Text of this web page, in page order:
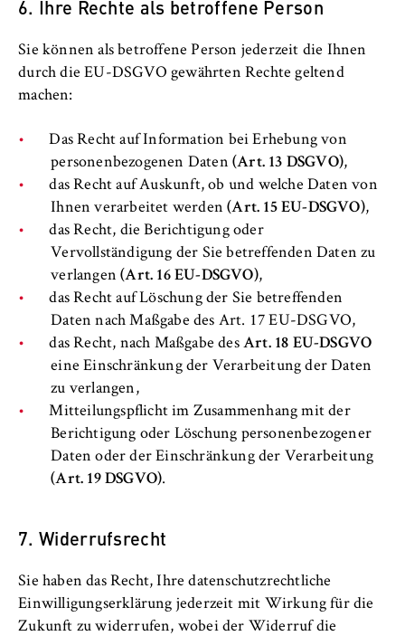
6. Ihre Rechte als betroffene Person
Sie können als betroffene Person jederzeit die Ihnen
durch die EU-DSGVO gewährten Rechte geltend
machen:
Das Recht auf Information bei Erhebung von
personenbezogenen Daten (Art. 13 DSGVO),
das Recht auf Auskunft, ob und welche Daten von
Ihnen verarbeitet werden(Art. 15 EU-DSGVO),
das Recht, die Berichtigung oder
Vervollständigung der Sie betreffenden Daten zu
verlangen(Art. 16 EU-DSGVO),
das Recht auf Löschung der Sie betreffenden
Daten nach Maßgabe des Art. 17 EU-DSGVO,
das Recht, nach Maßgabe des Art. 18 EU-DSGVO
eine Einschränkung der Verarbeitung der Daten
zu verlangen,
Mitteilungspflicht im Zusammenhang mit der
Berichtigung oder Löschung personenbezogener
Daten oder der Einschränkung der Verarbeitung
(Art. 19 DSGVO).
7. Widerrufsrecht
Sie haben das Recht, Ihre datenschutzrechtliche
Einwilligungserklärung jederzeit mit Wirkung für die
Zukunft zu widerrufen, wobei der Widerruf die
Name:
Anbieter:
Matomo
Zweck:
Ermöglicht die anonyme Analyse Ihres
Nutzerverhaltens auf unserer Website, um
unser Angebot fortlaufend zu verbessern.
Hierzu werden Cookies gesetzt, die uns
helfen zu verstehen, welche Seiten am
häufigsten besucht werden.
Cookie Laufzeit:
bis zu 13 Monate